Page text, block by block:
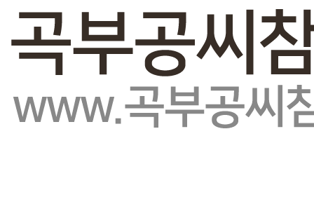
회원가입
로그인
오늘0어제 최대0전체 0